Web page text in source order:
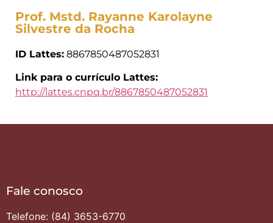
Prof. Mstd. Rayanne Karolayne
Silvestre da Rocha
ID Lattes: 8867850487052831
Link para o currículo Lattes:
http://lattes.cnpq.br/8867850487052831
Fale conosco
Telefone: (84) 3653-6770